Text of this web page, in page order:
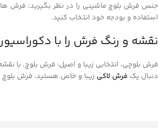
جنس فرش بلوچ ماشینی را در نظر بگیرید: فرش
استفاده و بودجه خود انتخاب کنید.
نقشه و رنگ فرش را با
فرش بلوچی، انتخابی زیبا و اصیل: فرش بلوچ، با
دنبال یک فرش لاکی زیبا و خاص هستید، فرش بلوچ